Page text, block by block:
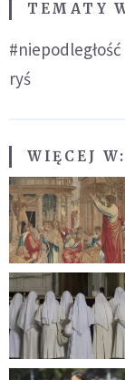
TEMATY
#niepodległość
ryś
WIĘCEJ W: